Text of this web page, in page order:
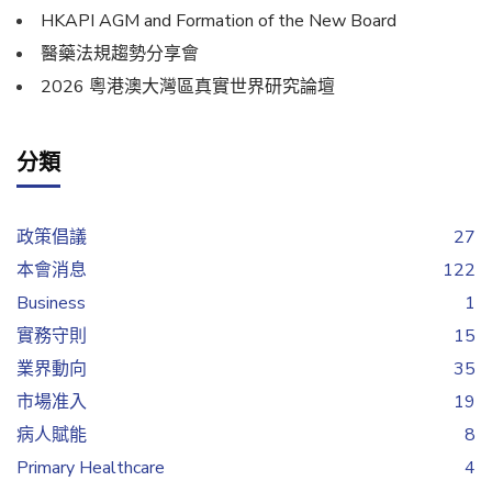
HKAPI AGM and Formation of the New Board
醫藥法規趨勢分享會
2026 粵港澳大灣區真實世界研究論壇
分類
政策倡議
27
本會消息
122
Business
1
實務守則
15
業界動向
35
市場准入
19
病人賦能
8
Primary Healthcare
4